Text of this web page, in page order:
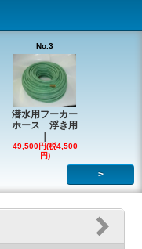
No.3
潜水用フーカー
ホース 浮き用
49,500円(税4,500
円)
>